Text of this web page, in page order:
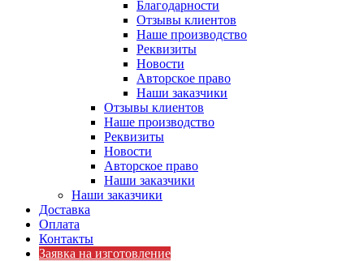
Благодарности
Отзывы клиентов
Наше производство
Реквизиты
Новости
Авторское право
Наши заказчики
Отзывы клиентов
Наше производство
Реквизиты
Новости
Авторское право
Наши заказчики
Наши заказчики
Доставка
Оплата
Контакты
Заявка на изготовление